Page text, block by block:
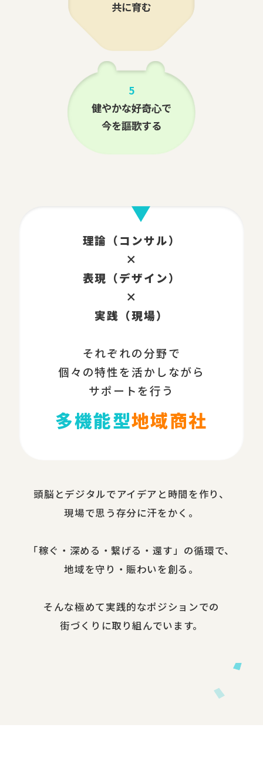
共に育む
5
健やかな好奇心で
今を謳歌する
理論（コンサル）
×
表現（デザイン）
×
実践（現場）
それぞれの分野で
個々の特性を活かしながら
サポートを行う
多機能型地域商社
頭脳と​デジタルで​アイデアと​時間を​作り、​
現場で​思う​存分に​汗を​かく。
​「稼ぐ・​深める​・繋げる・還す」の​循環で、​
地域を​守り・​賑わいを​創る。
​そんな​極めて​実践的な​ポジションでの​
街づくりに​取り組んでいます。​